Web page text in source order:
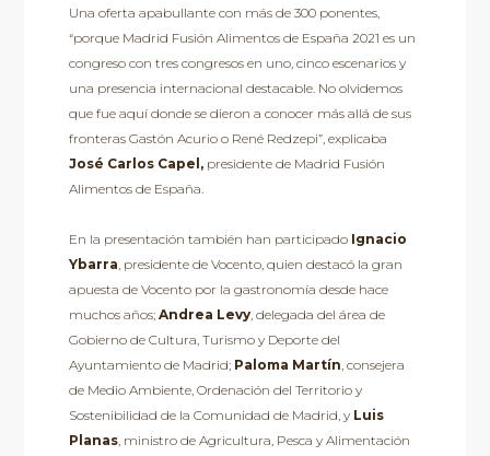
Una oferta apabullante con más de 300 ponentes,
“porque Madrid Fusión Alimentos de España 2021 es un
congreso con tres congresos en uno, cinco escenarios y
una presencia internacional destacable. No olvidemos
que fue aquí donde se dieron a conocer más allá de sus
fronteras Gastón Acurio o René Redzepi”, explicaba
José Carlos Capel,presidente de Madrid Fusión
Alimentos de España.
En la presentación también han participado Ignacio
Ybarra , presidente de Vocento, quien destacó la gran
apuesta de Vocento por la gastronomía desde hace
muchos años; Andrea Levy, delegada del área de
Gobierno de Cultura, Turismo y Deporte del
Ayuntamiento de Madrid;Paloma Martín , consejera
de Medio Ambiente, Ordenación del Territorio y
Sostenibilidad de la Comunidad de Madrid, yLuis
Planas, ministro de Agricultura, Pesca y Alimentación